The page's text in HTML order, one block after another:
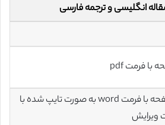
انگلیسی و ترجمه فارسی
12 صفحه با فرمت word به صورت تایپ شده با
ویرایش